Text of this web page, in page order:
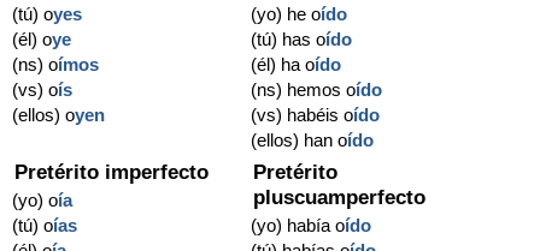
(tú) oyes
(él) oye
(ns) oímos
(vs) oís
(ellos) oyen
(yo) he oído
(tú) has oído
(él) ha oído
(ns) hemos oído
(vs) habéis oído
(ellos) han oído
Pretérito imperfecto
(yo) oía
(tú) oías
Pretérito
pluscuamperfecto
(yo) había oído